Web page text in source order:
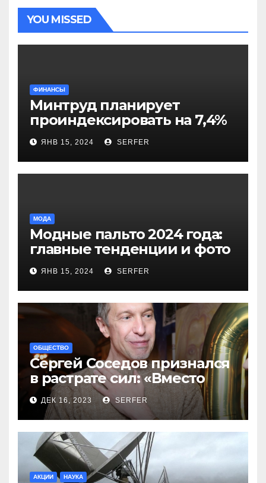
YOU MISSED
ФИНАНСЫ
Минтруд планирует
проиндексировать на 7,4%
более 40 выплат и
компенсаций
ЯНВ 15, 2024 SERFER
МОДА
Модные пальто 2024 года:
главные тенденции и фото
новинок
ЯНВ 15, 2024 SERFER
ОБЩЕСТВО
Сергей Соседов признался
в растрате сил: «Вместо
меня взяли Пригожина»
ДЕК 16, 2023 SERFER
АКЦИИ НАУКА